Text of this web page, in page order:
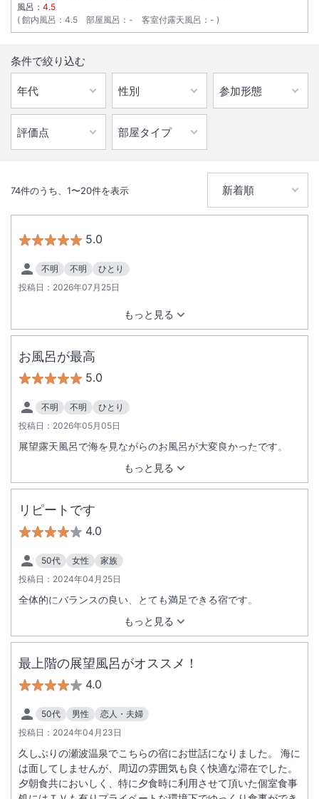
風呂： 4.5
館内風呂 ： 4.5 部屋風呂 ： - 客室付露天風呂 ： -
条件で絞り込む
74件のうち、 1〜20件を表示
5.0
不明 不明
ひとり
投稿日： 2026年07月25日
もっと見る
お風呂が最高
5.0
不明 不明
ひとり
投稿日： 2026年05月05日
もっと見る
展望露天風呂で海を見ながらのお風呂が大変良かったです。
リピートです
4.0
50代 女性
家族
投稿日： 2024年04月25日
もっと見る
全体的にバランスの良い、とても満足できる宿です。
最上階の展望風呂がオススメ！
4.0
50代 男性
恋人・夫婦
投稿日： 2024年04月23日
久しぶりの瀬波温泉でこちらの宿にお世話になりました。 海に
は面してしませんが、周辺の雰囲気も良く快適な滞在でした。
夕朝食共においしく、特に夕食時に利用させて頂いた個室食事